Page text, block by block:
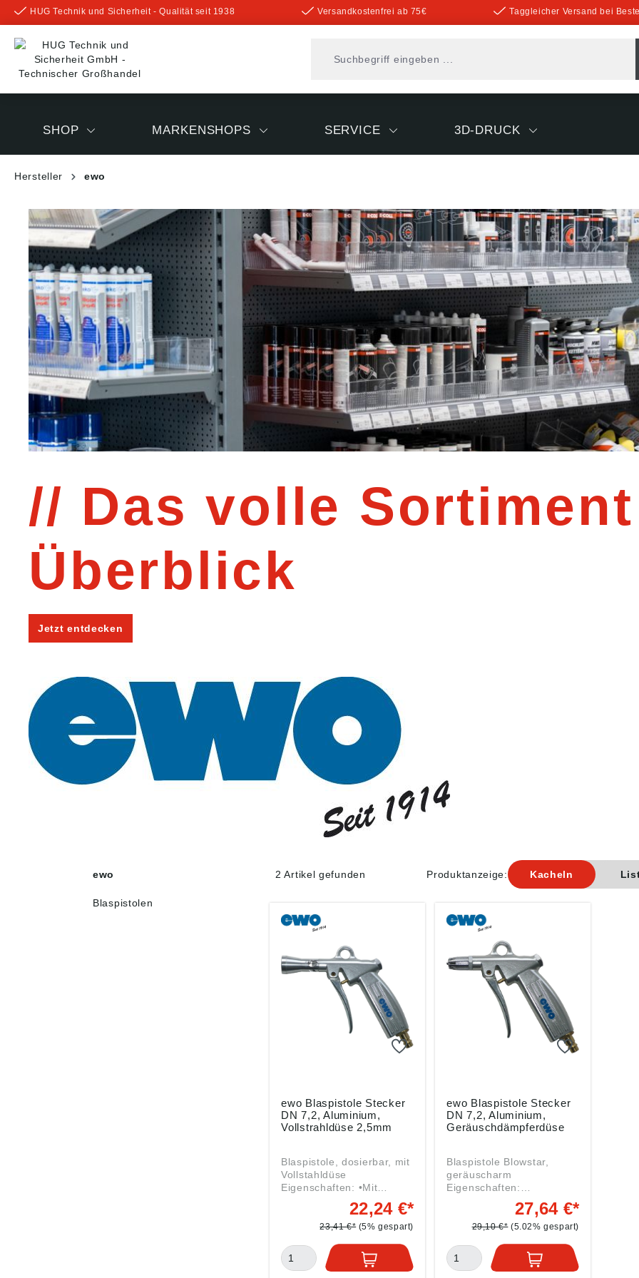
springen
HUG Technik und Sicherheit - Qualität seit 1938 Versandkostenfrei ab 75€ Taggleicher Versand bei
SHOP MARKENSHOPS SERVICE 3D-DRUCK
Hersteller ewo
Das volle
Überblick
Jetzt entdecken
ewo
Blaspistolen
2 Artikel gefunden Produktanzeige: Kacheln
ewo Blaspistole Stecker
DN 7,2, Aluminium,
Vollstrahldüse 2,5mm
Blaspistole, dosierbar, mit
Vollstahldüse
Eigenschaften: •Mit
breitem Strahl und hoher
Luftausbringung durch
Injektor •Sehr hohe
über 90 dB(A) •Die
Vollstahldüse sollte mit
22,24 €*
23,41 €* (5% gespart)
ewo Blaspistole Stecker
DN 7,2, Aluminium,
Geräuschdämpferdüse
Blaspistole Blowstar,
geräuscharm
Eigenschaften:
•Kombinierte Sicherheits-
Geräuschdämpferdüse
Gefahren im Umgang mit
Druckluft, insbesondere
27,64 €*
29,10 €* (5.02% gespart)